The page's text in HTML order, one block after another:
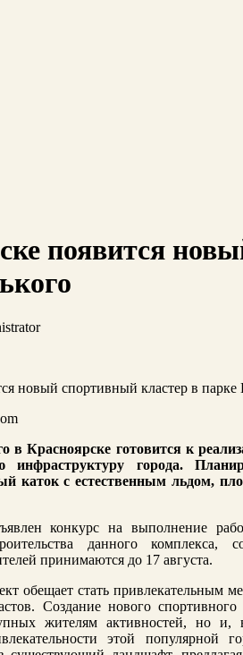
появится
в Красноярске готовится к
инфраструктуру города.
каток с естественным льдом,
конкурс на выполнение
данного комплекса,
принимаются до 17 августа.
обещает стать привлекательным
Создание нового
жителям активностей, но и,
этой популярной